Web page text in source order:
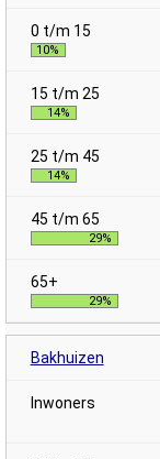
10%
14%
14%
29%
29%
Bakhuizen